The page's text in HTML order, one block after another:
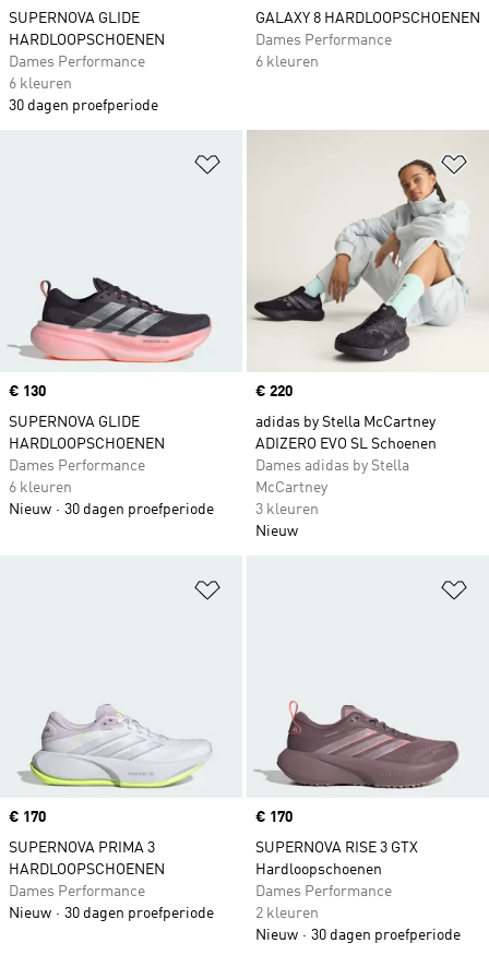
SUPERNOVA GLIDE
HARDLOOPSCHOENEN
Dames Performance
6 kleuren
30 dagen proefperiode
GALAXY 8 HARDLOOPSCHOENEN
Dames Performance
6 kleuren
Price
€ 130
SUPERNOVA GLIDE
HARDLOOPSCHOENEN
Dames Performance
6 kleuren
Nieuw
30 dagen proefperiode
Price
€ 220
adidas by Stella McCartney
ADIZERO EVO SL Schoenen
Dames adidas by Stella
McCartney
3 kleuren
Nieuw
Price
€ 170
SUPERNOVA PRIMA 3
HARDLOOPSCHOENEN
Dames Performance
Nieuw
30 dagen proefperiode
Price
€ 170
SUPERNOVA RISE 3 GTX
Hardloopschoenen
Dames Performance
2 kleuren
Nieuw
30 dagen proefperiode